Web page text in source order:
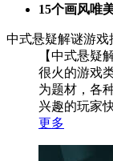
15个画风唯
中式悬疑解谜游戏
【中式悬疑
很火的游戏
为题材，各
兴趣的玩家
更多